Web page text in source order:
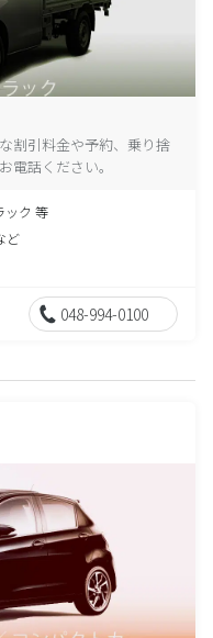
割引料金や予約、乗り捨
電話ください。
ック 等
ど
048-994-0100